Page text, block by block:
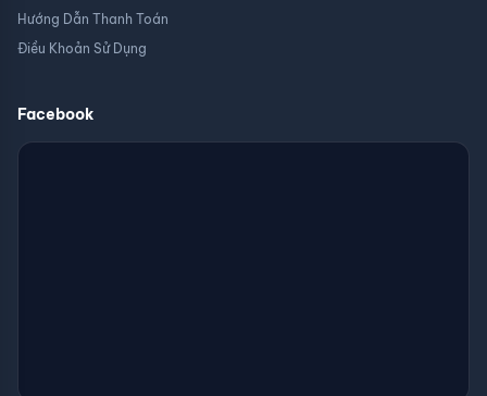
Hướng Dẫn Thanh Toán
Điều Khoản Sử Dụng
Facebook